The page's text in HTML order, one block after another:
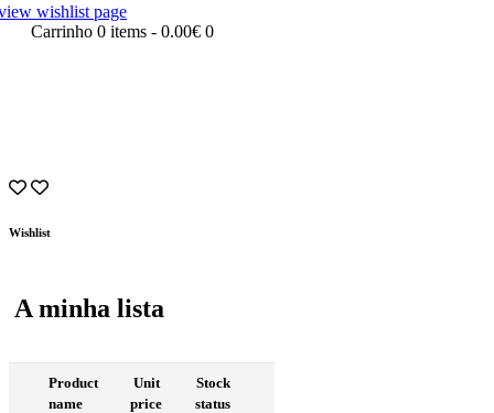
wishlist page
Carrinho 0 items - 0.00€ 0
Wishlist
A minha lista
Product
name
Unit
price
Stock
status